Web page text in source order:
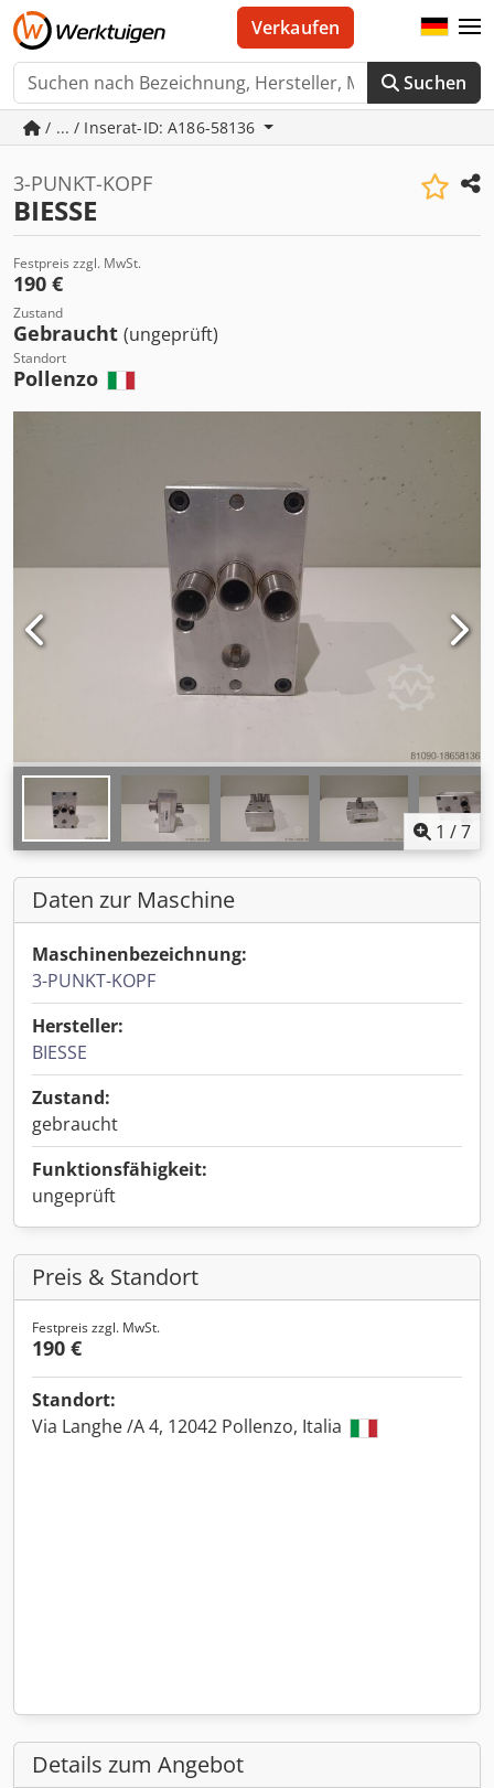
Suchen
Verkaufen
/ ... / Inserat-ID: A186-58136
3-PUNKT-KOPF
BIESSE
Festpreis zzgl. MwSt.
190 €
Zustand
Gebraucht (ungeprüft)
Standort
Pollenzo
1 /7
Daten zur Maschine
Maschinenbezeichnung:
3-PUNKT-KOPF
Hersteller:
BIESSE
Zustand:
gebraucht
Funktionsfähigkeit:
ungeprüft
Preis & Standort
Festpreis zzgl. MwSt.
190 €
Standort:
Via Langhe /A 4, 12042 Pollenzo, Italia
Details zum Angebot